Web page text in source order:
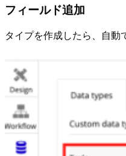
フィールド追加
タイプを作成したら、自動